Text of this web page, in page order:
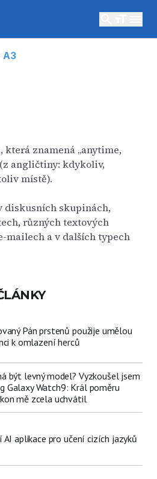
A3
která znamená „anytime,
angličtiny: kdykoliv,
místě).
diskusních skupinách,
různých textových
mailech a v dalších typech
Pán prstenů použije umělou
k omlazení herců
být levný model? Vyzkoušel jsem
Galaxy Watch9: Král poměru
mě zcela uchvátil
AI aplikace pro učení cizích jazyků